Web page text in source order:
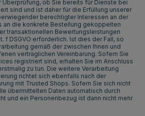
Überprüfung, ob Sie bereits für Dienste bei
sind und ist daher für die Erfüllung unserer
berechtigter Interessen an der
an die konkrete Bestellung gekoppelten
transaktionellen Bewertungsleistungen
f DSGVO erforderlich. Ist dies der Fall, so
gemäß der zwischen Ihnen und
vertraglichen Vereinbarung. Sofern Sie
registriert sind, erhalten Sie im Anschluss
zu tun. Die weitere Verarbeitung
richtet sich ebenfalls nach der
mit Trusted Shops. Sofern Sie sich nicht
übermittelten Daten automatisch durch
und ein Personenbezug ist dann nicht mehr